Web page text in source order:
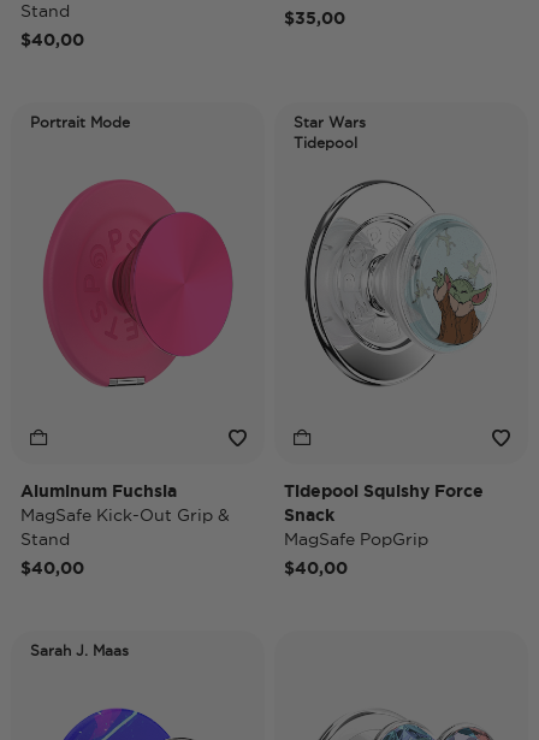
Stand
$40,00
$35,00
Portrait Mode
Aluminum Fuchsia
MagSafe Kick-Out Grip &
Stand
$40,00
Star Wars
Tidepool
Tidepool Squishy Force
Snack
MagSafe PopGrip
$40,00
Sarah J. Maas